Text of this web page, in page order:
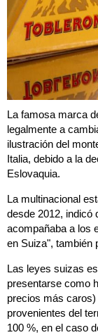
La famosa marca
legalmente a
ilustración del
Italia, debido a la
Eslovaquia.
La multinacional
desde 2012, indicó
acompañaba a los
en Suiza", también
Las leyes suizas
presentarse como
precios más
provenientes del
100 %, en el caso